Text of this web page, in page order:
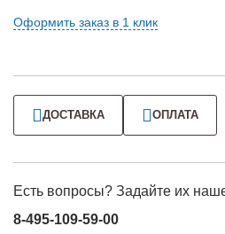
Оформить заказ в 1 клик
ДОСТАВКА ОПЛАТА
Есть вопросы? Задайте их
8-495-109-59-00